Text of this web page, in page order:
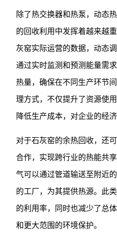
除了热交换器和热泵，动态
的回收利用中发挥着越来越
灰窑实际运营的数据，动态
通过实时监测和预测能量需
热量，确保在不同生产环节
理方式，不仅提升了资源使
降低生产成本，对企业的经
对于石灰窑的余热回收，还
合作，实现跨行业的热能共
气可以通过管道输送至附近
的工厂，为其提供热源。此
的利用率，同时也减少了总
和更大范围的环境保护。